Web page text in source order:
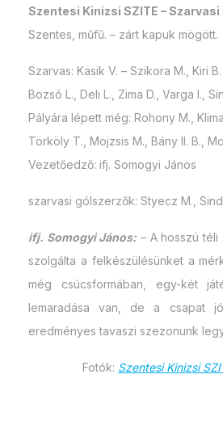
Szentesi Kinizsi SZITE – Szarvasi
Szentes, műfű. – zárt kapuk mögött.
Szarvas: Kasik V. – Szikora M., Kiri B.
Bozsó L., Deli L., Zima D., Varga I.,
Pályára lépett még: Rohony M.,
Törköly T., Mojzsis M., Bány II. B.,
Vezetőedző: ifj. Somogyi János
szarvasi gólszerzők: Styecz M.,
ifj. Somogyi János: – A hosszú téli
szolgálta a felkészülésünket a
még csúcsformában, egy-két
lemaradása van, de a csapat
eredményes tavaszi szezonunk
Fotók: Szentesi Kinizsi